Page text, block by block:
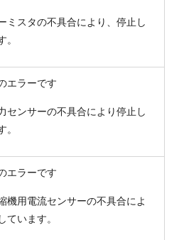
ミスタの不具合により、停止し
。
エラーです
センサーの不具合により停止し
。
エラーです
機用電流センサーの不具合によ
ています。